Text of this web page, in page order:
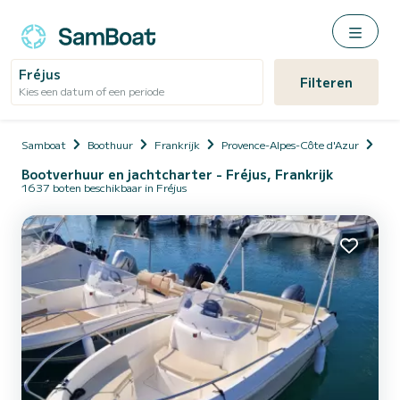
Fréjus
Kies een datum of een periode Filteren
Samboat Boothuur Frankrijk Provence-Alpes-Côte d'Azur
Bootverhuur en jachtcharter - Fréjus, Frankrijk
1637 boten beschikbaar in Fréjus